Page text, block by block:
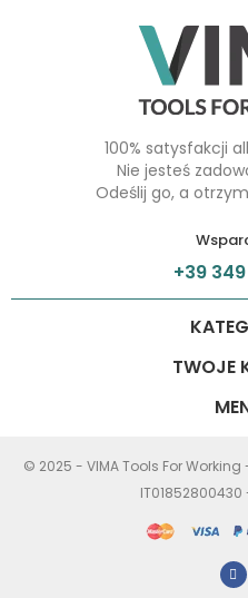
100% satysfakcji
Nie jesteś
Odeślij go, a
+39
TWOJE
© 2025 - VIMA Tools For
IT01852800430